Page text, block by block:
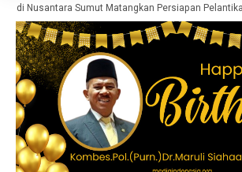
Nusantara Sumut Matangkan Persiapan